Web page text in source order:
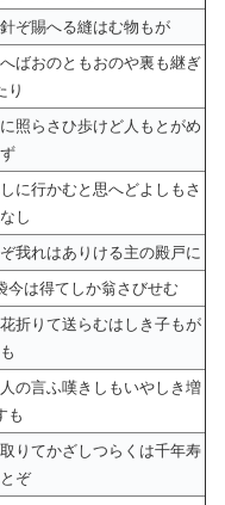
ぞ賜へる縫はむ物もが
ばおのともおのや裏も継ぎ
り
照らさひ歩けど人もとがめ
ず
に行かむと思へどよしもさ
し
我れはありける主の殿戸に
今は得てしか翁さびせむ
折りて送らむはしき子もが
も
の言ふ嘆きしもいやしき増
も
りてかざしつらくは千年寿
ぞ